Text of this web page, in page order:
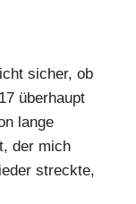
sicher, ob
überhaupt
lange
der mich
streckte,